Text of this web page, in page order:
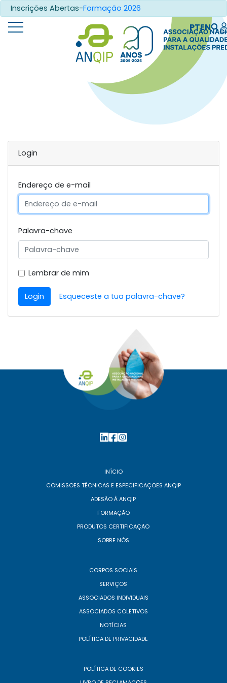
Inscrições Abertas-Formação 2026
PTEN
Login
Endereço de e-mail
Palavra-chave
Lembrar de mim
Login Esqueceste a tua palavra-chave?
INÍCIO
COMISSÕES TÉCNICAS E ESPECIFICAÇÕES ANQIP
ADESÃO À ANQIP
FORMAÇÃO
PRODUTOS CERTIFICAÇÃO
SOBRE NÓS
CORPOS SOCIAIS
SERVIÇOS
ASSOCIADOS INDIVIDUAIS
ASSOCIADOS COLETIVOS
NOTÍCIAS
POLÍTICA DE PRIVACIDADE
POLÍTICA DE COOKIES